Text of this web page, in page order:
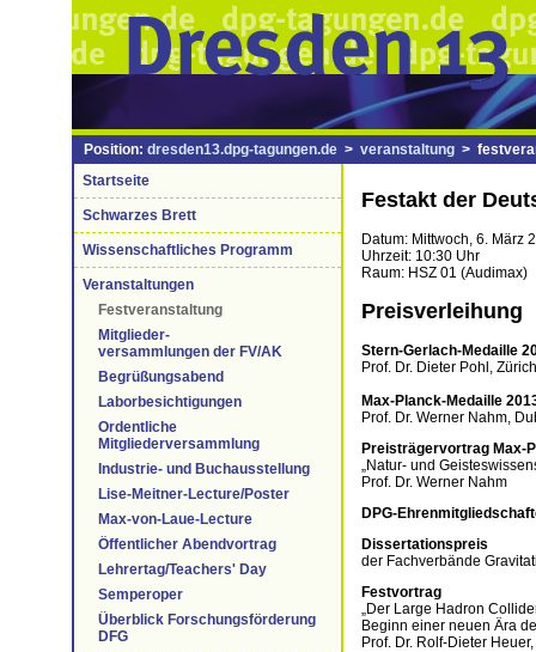
Position: dresden13.dpg-tagungen.de > veranstaltung >
Startseite
Schwarzes Brett
Wissenschaftliches Programm
Veranstaltungen
Festveranstaltung
Mitglieder-
versammlungen der FV/AK
Begrüßungsabend
Laborbesichtigungen
Ordentliche
Mitgliederversammlung
Industrie- und Buchausstellung
Lise-Meitner-Lecture/Poster
Max-von-Laue-Lecture
Öffentlicher Abendvortrag
Lehrertag/Teachers' Day
Semperoper
Überblick Forschungsförderung
DFG
Festakt der
Datum: Mittwoch, 6. März
Uhrzeit: 10:30 Uhr
Raum: HSZ 01 (Audimax)
Preisverleihung
Stern-Gerlach-Medaille
Prof. Dr. Dieter Pohl, Zürich
Max-Planck-Medaille
Prof. Dr. Werner Nahm,
Preisträgervortrag Max-
„Natur- und
Prof. Dr. Werner Nahm
DPG-
Dissertationspreis
der Fachverbände
Festvortrag
„Der Large Hadron
Beginn einer neuen Ära
Prof. Dr. Rolf-Dieter